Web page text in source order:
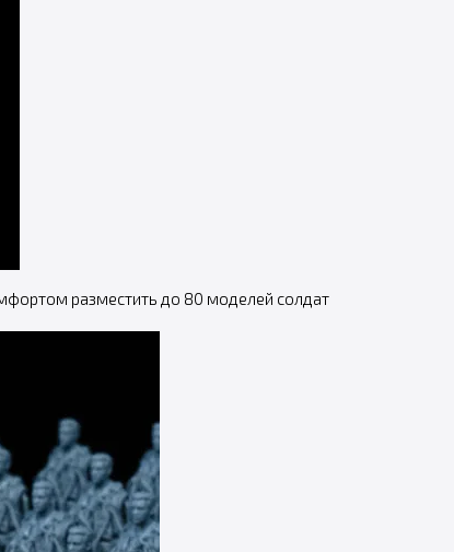
разместить до 80 моделей солдат